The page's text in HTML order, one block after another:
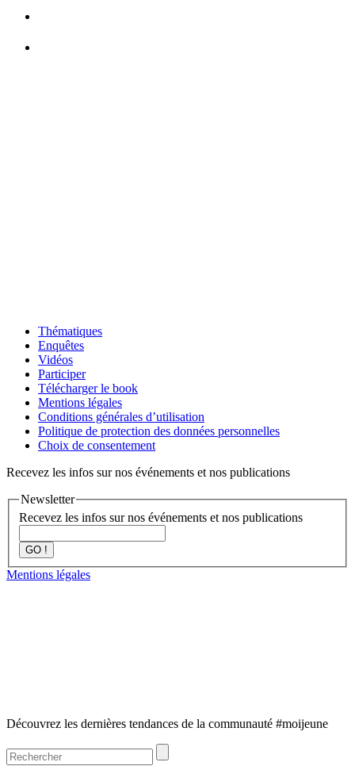
Thématiques
Enquêtes
Vidéos
Participer
Télécharger le book
Mentions légales
Conditions générales d’utilisation
Politique de protection des données personnelles
Choix de consentement
Recevez les infos sur nos événements et nos publications
Newsletter
Recevez les infos sur nos événements et nos publications
GO !
Mentions légales
Découvrez les dernières tendances de la communauté #moijeune